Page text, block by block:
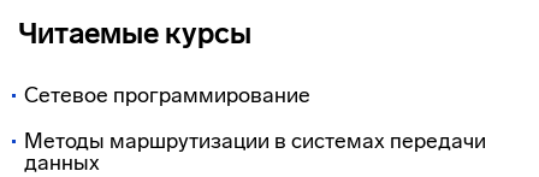
Читаемые курсы
Сетевое программирование
Методы маршрутизации в системах передачи
данных